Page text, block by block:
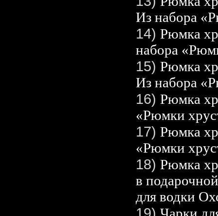
Из набора
14) Рюмка
набора
15) Рюмка
Из набора
16) Рюмка
«Рюмки
17) Рюмка
«Рюмки
18) Рюмка
в
для водки